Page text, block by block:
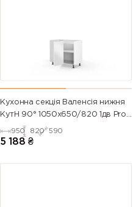
Кухонна секція Валенсія нижня
КутН 90° 1050х650/820 1дв Pro
Blum (Білий/Напівмат Білий
9003)
950 820 590
5 188 ₴